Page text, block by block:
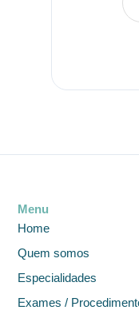
Menu
Home
Quem somos
Especialidades
Exames /